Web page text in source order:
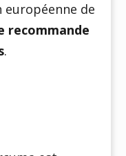
européenne de
recommande
.